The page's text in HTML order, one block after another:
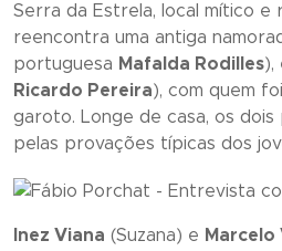
Serra da Estrela, local mítico e
reencontra uma antiga
portuguesa Mafalda Rodilles),
Ricardo Pereira), com quem
garoto. Longe de casa, os dois
pelas provações típicas dos
Inez Viana (Suzana) e Marcelo